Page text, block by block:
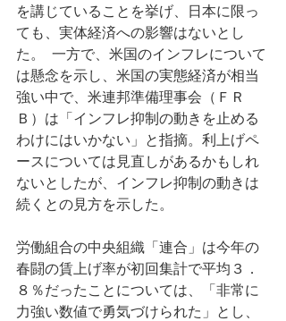
を講じていることを挙げ、日本に限っ
ても、実体経済への影響はないとし
た。  一方で、米国のインフレについて
は懸念を示し、米国の実態経済が相当
強い中で、米連邦準備理事会（ＦＲ
Ｂ）は「インフレ抑制の動きを止める
わけにはいかない」と指摘。利上げペ
ースについては見直しがあるかもしれ
ないとしたが、インフレ抑制の動きは
続くとの見方を示した。
労働組合の中央組織「連合」は今年の
春闘の賃上げ率が初回集計で平均３．
８％だったことについては、「非常に
力強い数値で勇気づけられた」とし、